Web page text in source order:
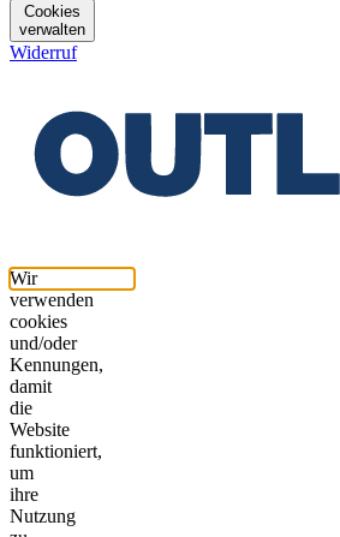
Cookies
verwalten
Widerruf
Wir
verwenden
cookies
und/oder
Kennungen,
damit
die
Website
funktioniert,
um
ihre
Nutzung